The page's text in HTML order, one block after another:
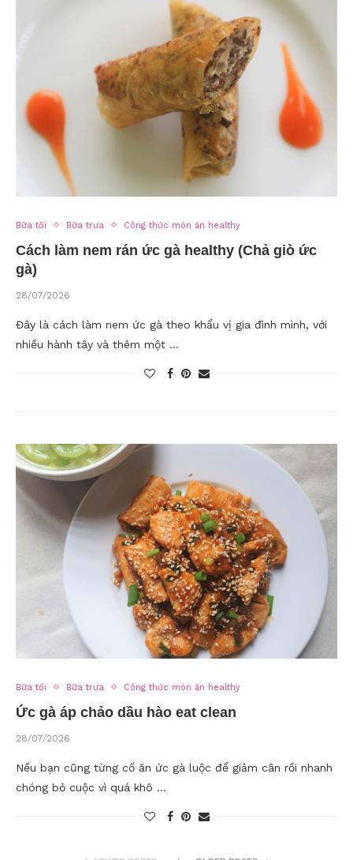
Bữa tối Bữa trưa Công thức món ăn healthy
Cách làm nem rán ức gà healthy (Chả giò ức
gà)
28/07/2026
Đây là cách làm nem ức gà theo khẩu vị gia đình mình, với
nhiều hành tây và thêm một …
Bữa tối Bữa trưa Công thức món ăn healthy
Ức gà áp chảo dầu hào eat clean
28/07/2026
Nếu bạn cũng từng cố ăn ức gà luộc để giảm cân rồi nhanh
chóng bỏ cuộc vì quá khô …